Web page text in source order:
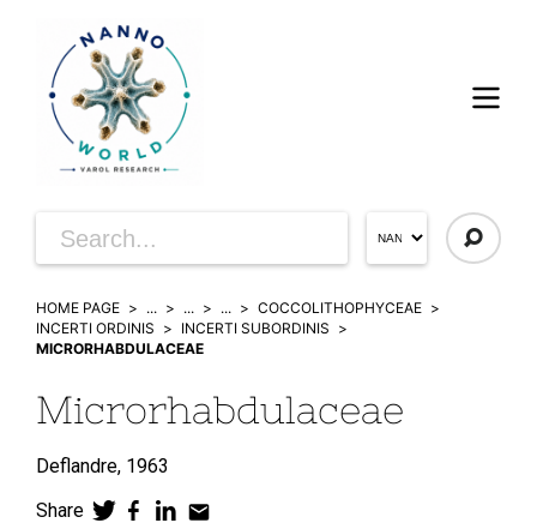
HOME PAGE ... ... ...
COCCOLITHOPHYCEAE
INCERTI ORDINIS
INCERTI SUBORDINIS
MICRORHABDULACEAE
Microrhabdulaceae
Deflandre, 1963
Share